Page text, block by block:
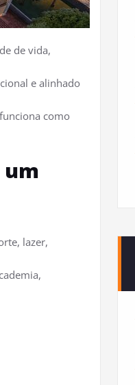
de vida,
e alinhado
como
lazer,